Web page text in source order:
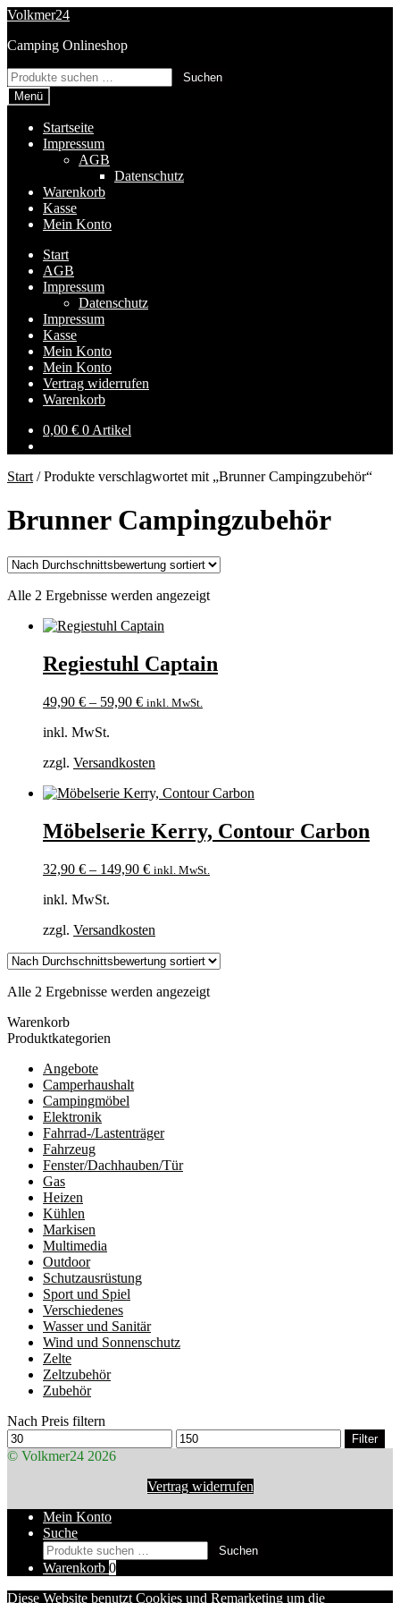
Zur
springen
Zum
springen
Volkmer24
Camping Onlineshop
Suchen
nach:
Suchen
Menü
Startseite
Impressum
AGB
Datenschutz
Warenkorb
Kasse
Mein Konto
Start
AGB
Impressum
Datenschutz
Impressum
Kasse
Mein Konto
Mein Konto
Vertrag widerrufen
Warenkorb
0,00 € 0 Artikel
Start /Produkte verschlagwortet mit „Brunner Campingzubehör“
Brunner Campingzubehör
Alle 2 Ergebnisse werden angezeigtNach
Regiestuhl Captain
49,90 € – 59,90 € inkl. MwSt.
inkl. MwSt.
zzgl. Versandkosten
Möbelserie Kerry, Contour Carbon
32,90 € – 149,90 € inkl. MwSt.
inkl. MwSt.
zzgl. Versandkosten
Alle 2 Ergebnisse werden angezeigtNach
Warenkorb
Produktkategorien
Angebote
Camperhaushalt
Campingmöbel
Elektronik
Fahrrad-/Lastenträger
Fahrzeug
Fenster/Dachhauben/Tür
Gas
Heizen
Kühlen
Markisen
Multimedia
Outdoor
Schutzausrüstung
Sport und Spiel
Verschiedenes
Wasser und Sanitär
Wind und Sonnenschutz
Zelte
Zeltzubehör
Zubehör
Nach Preis filtern
Min.
Preis
Max.
Preis
Filter
© Volkmer24 2026
Vertrag widerrufen
Mein Konto
Suche
Suchen
nach:
Suchen
Warenkorb 0
Diese Website benutzt Cookies und Remarketing um die